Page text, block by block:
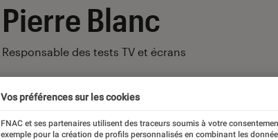
Pierre Blanc
Responsable des tests TV et écrans
Vos préférences sur les cookies
FNAC et ses partenaires utilisent des traceurs soumis à votre
exemple pour la création de profils personnalisés en combinant les